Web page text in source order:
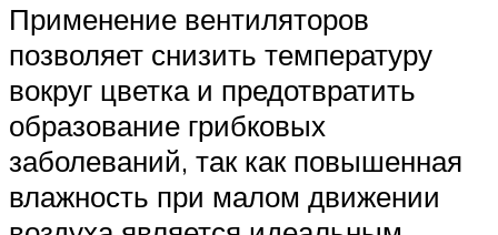
Применение вентиляторов
позволяет снизить температуру
вокруг цветка и предотвратить
образование грибковых
заболеваний, так как повышенная
влажность при малом движении